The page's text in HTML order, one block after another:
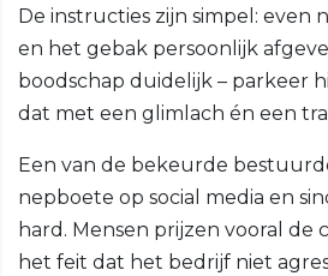
De instructies zijn simpel: even
en het gebak persoonlijk
boodschap duidelijk – parkeer
dat met een glimlach én een
Een van de bekeurde
nepboete op social media en
hard. Mensen prijzen vooral de
het feit dat het bedrijf niet